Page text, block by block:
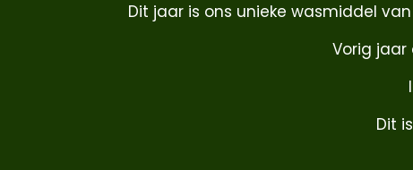
Dit jaar is ons unieke wasmiddel
Vorig jaar
Dit